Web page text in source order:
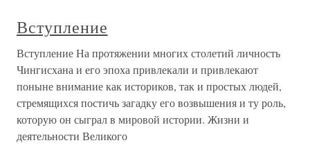
Вступление
Вступление На протяжении многих столетий личность
Чингисхана и его эпоха привлекали и привлекают
поныне внимание как историков, так и простых людей,
стремящихся постичь загадку его возвышения и ту роль,
которую он сыграл в мировой истории. Жизни и
деятельности Великого